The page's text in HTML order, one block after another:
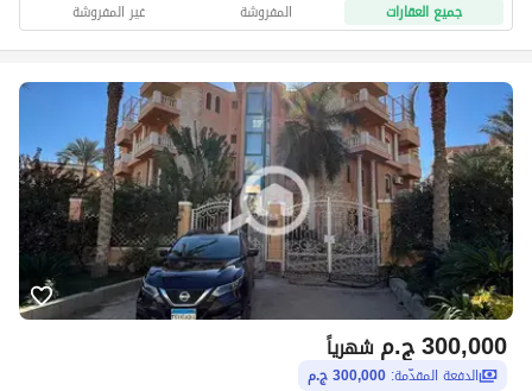
جميع العقارات المفروشة غير المفروشة
ج.م300,000 شهرياً
الدفعة المقدّمة: 300,000 ج.م